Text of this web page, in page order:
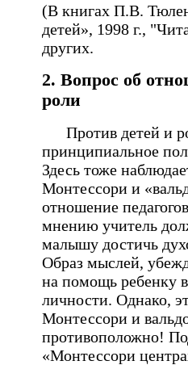
(В книгах П.В.
детей», 1998 г.,
других.
2. Вопрос об
роли
Против детей и
принципиальное
Здесь тоже
Монтессори и
отношение
мнению учитель
малышу достичь
Образ мыслей,
на помощь ребенку
личности. Однако,
Монтессори и
противоположно!
«Монтессори